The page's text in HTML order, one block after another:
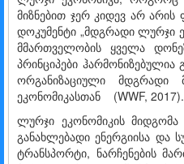
მიზნებით ჯერ კიდევ არ
დოკუმენტი „მდგრადი ლურჯი
მმართველობის ყველა
პრინციპები
ორგანიზაციული მდგრადი
ეკონომიკასთან (WWF, 2017).
ლურჯი ეკონომიკის მიდგომა
განახლებადი ენერგიისა და
ტრანსპორტი, ნარჩენების